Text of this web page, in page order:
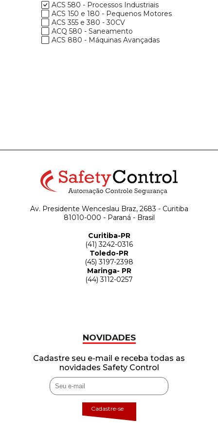
ACS 580 - Processos Industriais
ACS 150 e 180 - Pequenos Motores
ACS 355 e 380 - 30CV
ACQ 580 - Saneamento
ACS 880 - Máquinas Avançadas
Av. Presidente Wenceslau Braz, 2683 - Curitiba
81010-000 - Paraná - Brasil
Curitiba-PR
(41) 3242-0316
Toledo-PR
(45) 3197-2398
Maringa- PR
(44) 3112-0257
NOVIDADES
Cadastre seu e-mail e receba todas as
novidades Safety Control
Cadastre-se